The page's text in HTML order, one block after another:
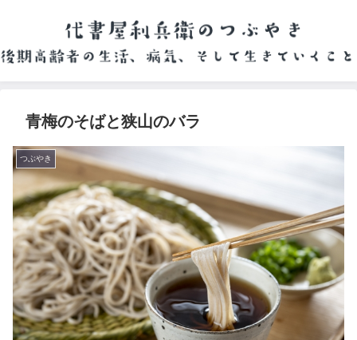
青梅のそばと狭山のバラ
つぶやき